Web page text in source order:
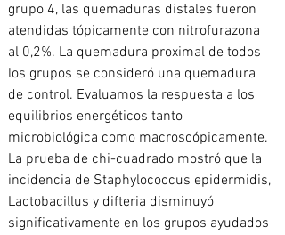
grupo 4, las quemaduras distales fueron
atendidas tópicamente con nitrofurazona
al 0,2%. La quemadura proximal de todos
los grupos se consideró una quemadura
de control. Evaluamos la respuesta a los
equilibrios energéticos tanto
microbiológica como macroscópicamente.
La prueba de chi-cuadrado mostró que la
incidencia de Staphylococcus epidermidis,
Lactobacillus y difteria disminuyó
significativamente en los grupos ayudados